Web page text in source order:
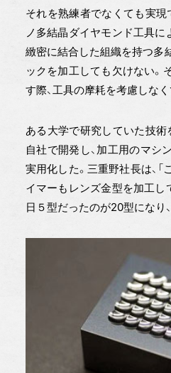
それを熟練者でなくても実現
ノ多結晶ダイヤモンド工具に
緻密に結合した組織を持つ多
ックを加工しても欠けない。
す際、工具の摩耗を考慮しなく
ある大学で研究していた技術
自社で開発し、加工用のマシ
実用化した。三重野社長は、
イマーもレンズ金型を加工し
日５型だったのが20型になり